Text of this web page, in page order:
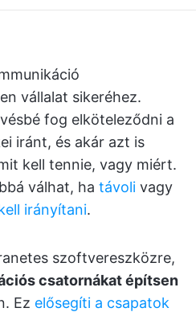
vállalat sikeréhez.
fog elköteleződni a
iránt, és akár azt is
kell tennie, vagy miért.
válhat, ha távoli vagy
irányítani.
szoftvereszközre,
csatornákat építsen
Ez elősegíti a csapatok